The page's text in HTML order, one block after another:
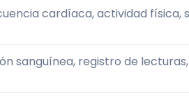
cardíaca, actividad física,
sanguínea, registro de